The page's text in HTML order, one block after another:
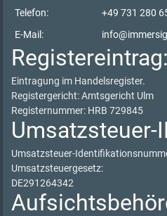
Telefon:
+49 731 280
E-Mail:
Registereintrag:
Eintragung im Handelsregister.
Registergericht: Amtsgericht Ulm
Registernummer: HRB 729845
Umsatzsteuer-
Umsatzsteuer-
Umsatzsteuergesetz:
DE291264342